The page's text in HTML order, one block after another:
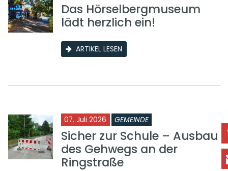
Das Hörselbergmuseum
lädt herzlich ein!
ARTIKEL LESEN
07. Juli 2026 GEMEINDE
Sicher zur Schule – Ausbau
des Gehwegs an der
Ringstraße